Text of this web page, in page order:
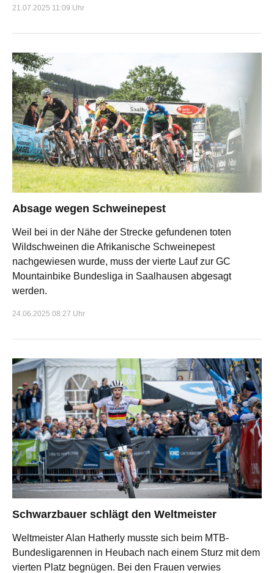
21.07.2025 11:09 Uhr
Absage wegen Schweinepest
Weil bei in der Nähe der Strecke gefundenen toten
Wildschweinen die Afrikanische Schweinepest
nachgewiesen wurde, muss der vierte Lauf zur GC
Mountainbike Bundesliga in Saalhausen abgesagt
werden.
24.06.2025 08:27 Uhr
Schwarzbauer schlägt den Weltmeister
Weltmeister Alan Hatherly musste sich beim MTB-
Bundesligarennen in Heubach nach einem Sturz mit dem
vierten Platz begnügen. Bei den Frauen verwies